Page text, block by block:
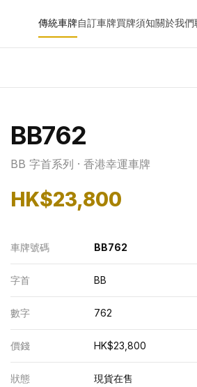
傳統車牌自訂車牌買牌須知關於我們
BB762
BB 字首系列 · 香港幸運車牌
HK$23,800
車牌號碼 BB762
字首 BB
數字 762
價錢 HK$23,800
狀態 現貨在售